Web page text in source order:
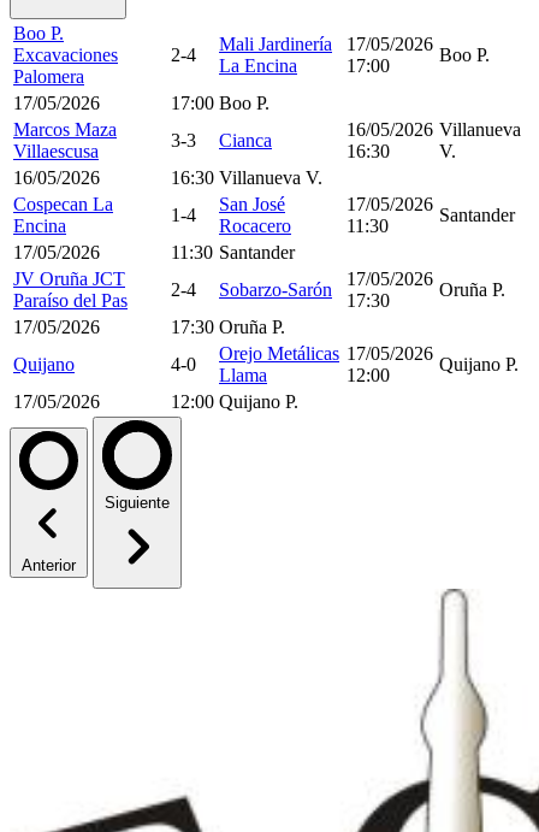
Boo P.
Excavaciones
Palomera
2-4
Mali Jardinería
La Encina
17/05/2026
17:00
Boo P.
17/05/2026 17:00 Boo P.
Marcos Maza
Villaescusa
3-3 Cianca
16/05/2026
16:30
Villanueva
V.
16/05/2026
16:30 Villanueva V.
Cospecan La
Encina
1-4
San José
Rocacero
17/05/2026
11:30
Santander
17/05/2026
11:30 Santander
JV Oruña JCT
Paraíso del Pas
2-4 Sobarzo-Sarón
17/05/2026
17:30
Oruña P.
17/05/2026
17:30 Oruña P.
Quijano
4-0
Orejo Metálicas
Llama
17/05/2026
12:00
Quijano P.
17/05/2026
12:00 Quijano P.
Anterior
Siguiente